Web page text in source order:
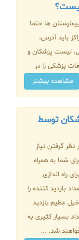
ها حتما
باید آدرس،
لیست پزشکان و
پزشکی را در
مشاهده بیشتر
توسط
نظر گرفتن نیاز
شما به همراه
راه اندازی
بازدید کننده را
عظیم بازدید
بسیار کثیری به
شد. ...